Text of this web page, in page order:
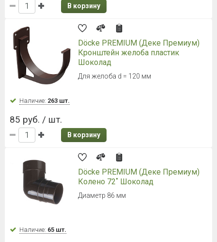
В корзину
Döcke PREMIUM (Деке Премиум)
Кронштейн желоба пластик
Шоколад
Для желоба d = 120 мм
Наличие: 263 шт.
85 руб. / шт.
В корзину
Döcke PREMIUM (Деке Премиум)
Колено 72˚ Шоколад
Диаметр 86 мм
Наличие: 65 шт.